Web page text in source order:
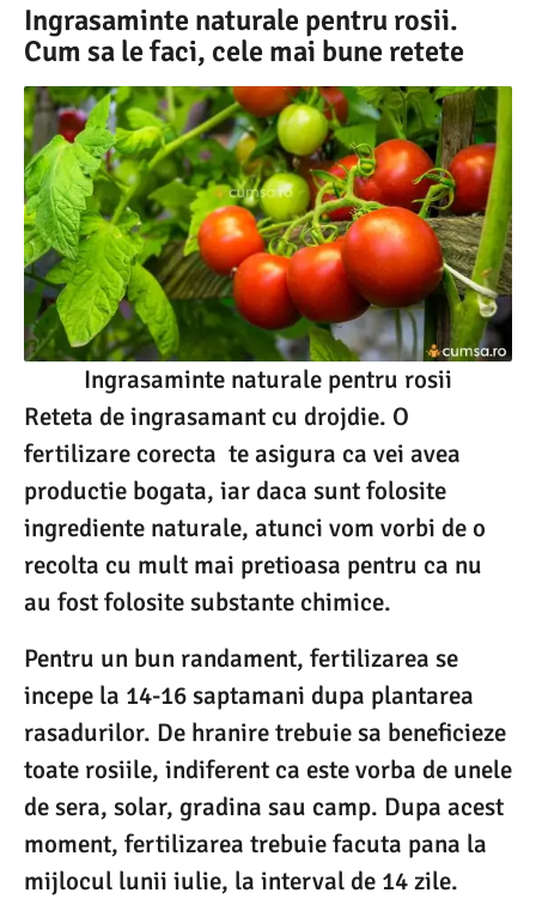
Ingrasaminte naturale pentru rosii.
Cum sa le faci, cele mai bune retete
Ingrasaminte naturale pentru rosii
Reteta de ingrasamant cu drojdie. O
fertilizare corecta te asigura ca vei avea
productie bogata, iar daca sunt folosite
ingrediente naturale, atunci vom vorbi de o
recolta cu mult mai pretioasa pentru ca nu
au fost folosite substante chimice.
Pentru un bun randament, fertilizarea se
incepe la 14-16 saptamani dupa plantarea
rasadurilor. De hranire trebuie sa beneficieze
toate rosiile, indiferent ca este vorba de unele
de sera, solar, gradina sau camp. Dupa acest
moment, fertilizarea trebuie facuta pana la
mijlocul lunii iulie, la interval de 14 zile.